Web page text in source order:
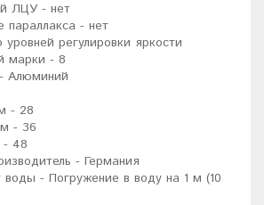
ЛЦУ - нет
параллакса - нет
уровней регулировки яркости
марки - 8
Алюминий
- 28
- 36
48
- Германия
- Погружение в воду на 1 м (10